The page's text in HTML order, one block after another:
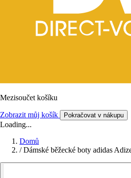
Mezisoučet košíku
Zobrazit můj košík Pokračovat v nákupu
Loading...
Domů
/ Dámské běžecké boty adidas